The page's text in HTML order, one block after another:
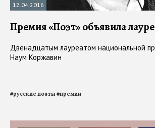
12.04.2016
Премия «Поэт» объявила
Двенадцатым лауреатом национальной
Наум Коржавин
#русские поэты#премии